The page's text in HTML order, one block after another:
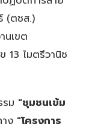
(ตชส.)
นเขต
13 ไมตรีวานิช
ม "ชุมชนเข้ม
ง "โครงการ